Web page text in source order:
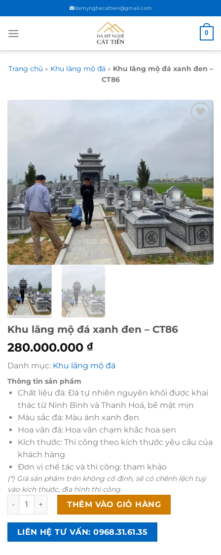
đến
nội
damynghecattien@gmail.com
0
Trang chủ » Khu lăng mộ đá » Khu lăng mộ đá xanh đen –
CT86
Khu lăng mộ đá xanh đen – CT86
280.000.000 ₫
Danh mục: Khu lăng mộ đá
Thông tin sản phẩm
Chất liệu đá: Đá tự nhiên nguyên khối được khai
thác từ Ninh Bình và Thanh Hoá, bề mặt mịn
Màu sắc đá: Màu ánh xanh đen
Hoa văn đá: Hoa văn chạm khắc hoa sen
Kích thước: Thi công theo kích thước yêu cầu của
khách hàng
Đơn vị chế tác và thi công: tham khảo
(*) Giá sản phẩm trên không cố định, sẽ có chênh lệch tuỳ
vào kích thước, địa hình thi công.
Khu lăng mộ đá xanh đen - CT86 số lượng
THÊM VÀO GIỎ HÀNG
LIÊN HỆ TƯ VẤN: 0968.31.61.35